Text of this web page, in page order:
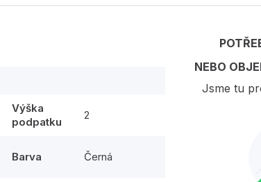
Výška
podpatku
2
Barva Černá
NEBO
Jsme tu